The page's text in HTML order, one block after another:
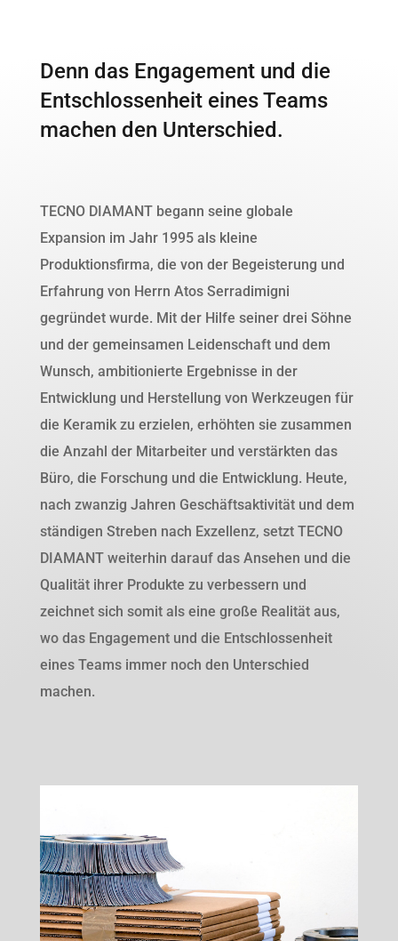
Denn das Engagement und die
Entschlossenheit eines Teams
machen den Unterschied.
TECNO DIAMANT begann seine globale
Expansion im Jahr 1995 als kleine
Produktionsfirma, die von der Begeisterung und
Erfahrung von Herrn Atos Serradimigni
gegründet wurde. Mit der Hilfe seiner drei Söhne
und der gemeinsamen Leidenschaft und dem
Wunsch, ambitionierte Ergebnisse in der
Entwicklung und Herstellung von Werkzeugen für
die Keramik zu erzielen, erhöhten sie zusammen
die Anzahl der Mitarbeiter und verstärkten das
Büro, die Forschung und die Entwicklung. Heute,
nach zwanzig Jahren Geschäftsaktivität und dem
ständigen Streben nach Exzellenz, setzt TECNO
DIAMANT weiterhin darauf das Ansehen und die
Qualität ihrer Produkte zu verbessern und
zeichnet sich somit als eine große Realität aus,
wo das Engagement und die Entschlossenheit
eines Teams immer noch den Unterschied
machen.